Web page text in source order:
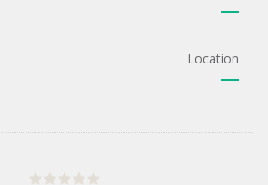
Location